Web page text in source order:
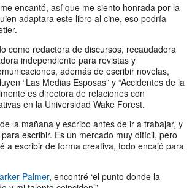
encantó, así que me siento honrada por la
adaptara este libro al cine, eso podría
como redactora de discursos, recaudadora
independiente para revistas y
además de escribir novelas,
“Las Medias Esposas” y “Accidentes de la
es directora de relaciones con
en la Universidad Wake Forest.
la mañana y escribo antes de ir a trabajar, y
escribir. Es un mercado muy difícil, pero
a escribir de forma creativa, todo encajó para
Palmer, encontré ‘el punto donde la